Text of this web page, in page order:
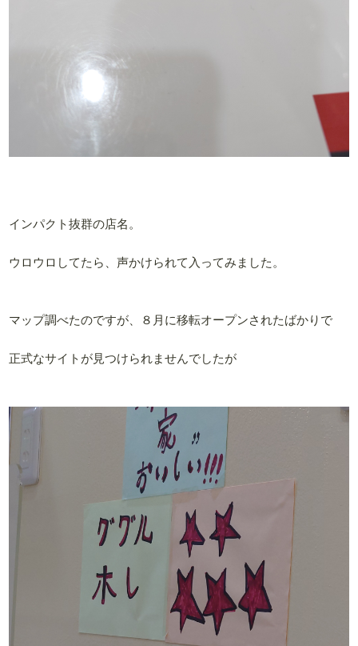
インパクト抜群の店名。
ウロウロしてたら、声かけられて入ってみました。
マップ調べたのですが、８月に移転オープンされたばかりで
正式なサイトが見つけられませんでしたが